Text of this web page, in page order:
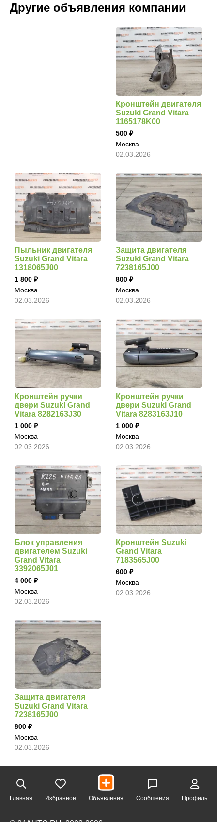
Другие объявления компании
Кронштейн двигателя
Suzuki Grand Vitara
1165178K00
500
Москва
02.03.2026
Пыльник двигателя
Suzuki Grand Vitara
1318065J00
1 800
Москва
02.03.2026
Защита двигателя
Suzuki Grand Vitara
7238165J00
800
Москва
02.03.2026
Кронштейн ручки
двери Suzuki Grand
Vitara 8282163J30
1 000
Москва
02.03.2026
Кронштейн ручки
двери Suzuki Grand
Vitara 8283163J10
1 000
Москва
02.03.2026
Блок управления
двигателем Suzuki
Grand Vitara
3392065J01
4 000
Москва
02.03.2026
Кронштейн Suzuki
Grand Vitara
7183565J00
600
Москва
02.03.2026
Защита двигателя
Suzuki Grand Vitara
7238165J00
800
Москва
02.03.2026
Главная Избранное Объявления Сообщения Профиль